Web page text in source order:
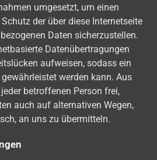
umgesetzt, um einen
der über diese Internetseite
Daten sicherzustellen.
Datenübertragungen
aufweisen, sodass ein
werden kann. Aus
betroffenen Person frei,
auch auf alternativen Wegen,
an uns zu übermitteln.